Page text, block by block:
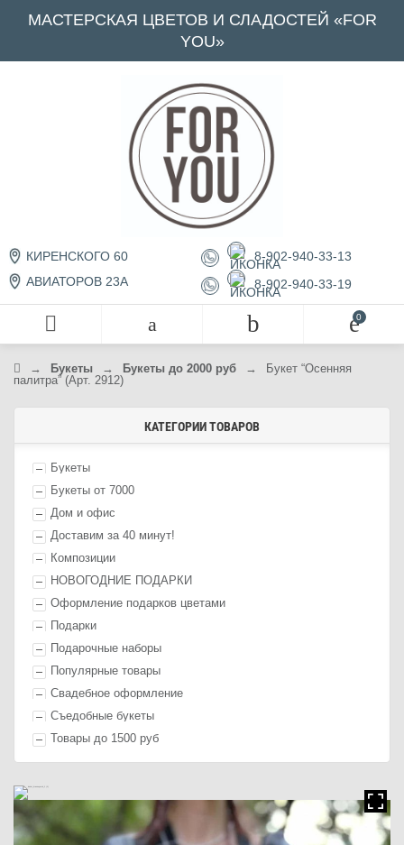
МАСТЕРСКАЯ ЦВЕТОВ И СЛАДОСТЕЙ «FOR
YOU»
КИРЕНСКОГО 60
АВИАТОРОВ 23А
8-902-940-33-13
8-902-940-33-19
→ Букеты → Букеты до 2000 руб →
Букет “Осенняя
палитра” (Арт. 2912)
КАТЕГОРИИ ТОВАРОВ
Букеты
Букеты от 7000
Дом и офис
Доставим за 40 минут!
Композиции
НОВОГОДНИЕ ПОДАРКИ
Оформление подарков цветами
Подарки
Подарочные наборы
Популярные товары
Свадебное оформление
Съедобные букеты
Товары до 1500 руб